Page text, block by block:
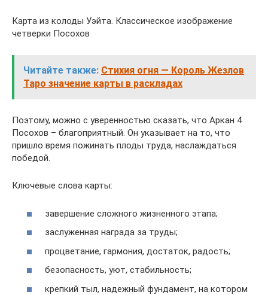
Карта из колоды Уэйта. Классическое изображение
четверки Посохов
Читайте также: Стихия огня — Король Жезлов
Таро значение карты в раскладах
Поэтому, можно с уверенностью сказать, что Аркан 4
Посохов – благоприятный. Он указывает на то, что
пришло время пожинать плоды труда, наслаждаться
победой.
Ключевые слова карты:
завершение сложного жизненного этапа;
заслуженная награда за труды;
процветание, гармония, достаток, радость;
безопасность, уют, стабильность;
крепкий тыл, надежный фундамент, на котором